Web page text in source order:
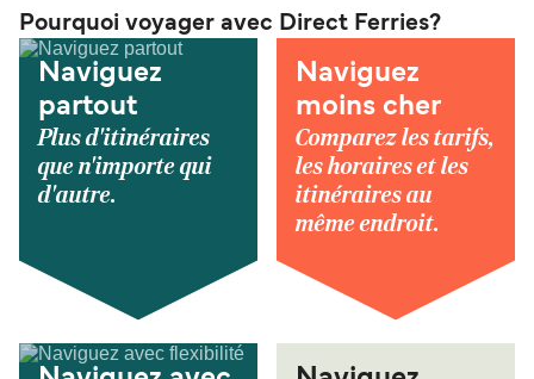
Pourquoi voyager avec Direct Ferries?
Naviguez
partout
Plus d'itinéraires
que n'importe qui
d'autre.
Naviguez
moins cher
Comparez les tarifs,
les horaires et les
itinéraires au
même endroit.